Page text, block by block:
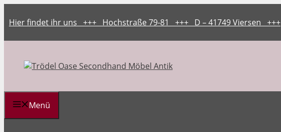
Inhalt
Hier findet ihr uns +++ Hochstraße 79-81 +++ D – 41749 Viersen +++
Menü